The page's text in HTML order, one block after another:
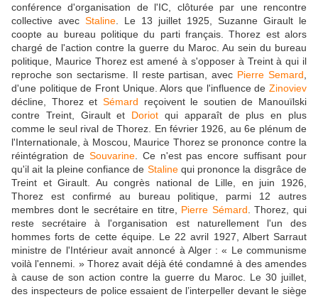
conférence d'organisation de l'IC, clôturée par une rencontre
collective avec Staline . Le 13 juillet 1925, Suzanne Girault le
coopte au bureau politique du parti français. Thorez est alors
chargé de l'action contre la guerre du Maroc. Au sein du bureau
politique, Maurice Thorez est amené à s'opposer à Treint à qui il
reproche son sectarisme. Il reste partisan, avec Pierre Semard
d'une politique de Front Unique. Alors que l'influence de Zinoviev
décline, Thorez et Sémard reçoivent le soutien de Manouïlski
contre Treint, Girault et Doriot qui apparaît de plus en plus
comme le seul rival de Thorez. En février 1926, au 6e plénum de
l'Internationale, à Moscou, Maurice Thorez se prononce contre la
réintégration de Souvarine. Ce n'est pas encore suffisant pour
qu'il ait la pleine confiance de Stalinequi prononce la disgrâce de
Treint et Girault. Au congrès national de Lille, en juin 1926,
Thorez est confirmé au bureau politique, parmi 12 autres
membres dont le secrétaire en titre, Pierre Sémard . Thorez, qui
reste secrétaire à l'organisation est naturellement l'un des
hommes forts de cette équipe. Le 22 avril 1927, Albert Sarraut
ministre de l'Intérieur avait annoncé à Alger : « Le communisme
voilà l'ennemi. » Thorez avait déjà été condamné à des amendes
à cause de son action contre la guerre du Maroc. Le 30 juillet,
des inspecteurs de police essaient de l’interpeller devant le siège